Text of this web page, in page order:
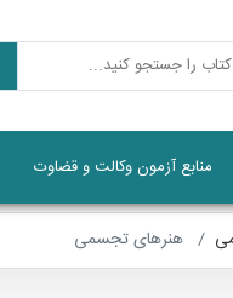
منابع آزمون وکالت و قضاوت
هنرهای تجسمی